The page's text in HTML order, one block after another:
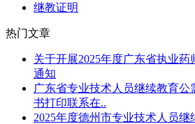
继教证明
热门文章
关于开展2025年度广东省执业
通知
广东省专业技术人员继续教育公
书打印联系在..
2025年度德州市专业技术人员继